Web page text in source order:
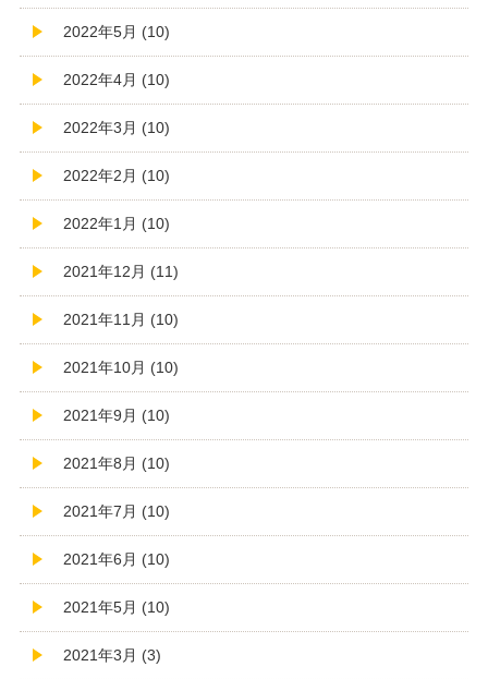
2022年5月 (10)
2022年4月 (10)
2022年3月 (10)
2022年2月 (10)
2022年1月 (10)
2021年12月 (11)
2021年11月 (10)
2021年10月 (10)
2021年9月 (10)
2021年8月 (10)
2021年7月 (10)
2021年6月 (10)
2021年5月 (10)
2021年3月 (3)